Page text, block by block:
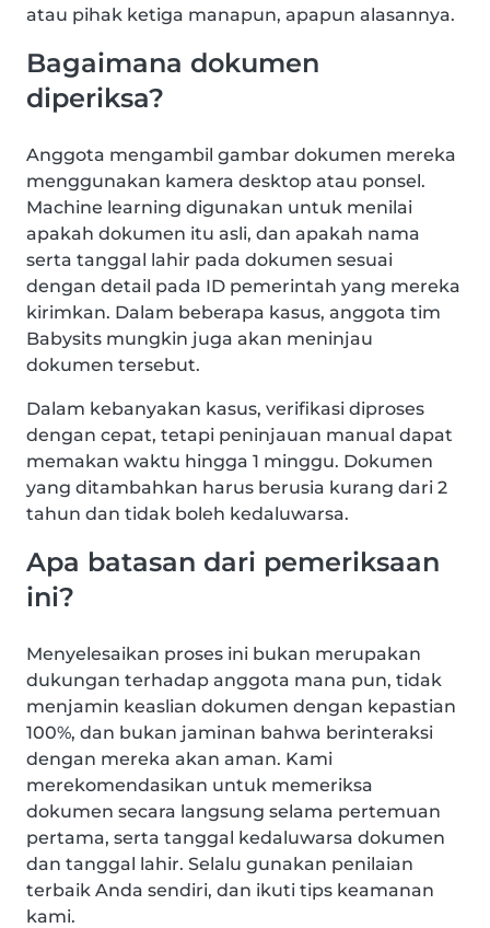
atau pihak ketiga manapun, apapun alasannya.
Bagaimana dokumen
diperiksa?
Anggota mengambil gambar dokumen mereka
menggunakan kamera desktop atau ponsel.
Machine learning digunakan untuk menilai
apakah dokumen itu asli, dan apakah nama
serta tanggal lahir pada dokumen sesuai
dengan detail pada ID pemerintah yang mereka
kirimkan. Dalam beberapa kasus, anggota tim
Babysits mungkin juga akan meninjau
dokumen tersebut.
Dalam kebanyakan kasus, verifikasi diproses
dengan cepat, tetapi peninjauan manual dapat
memakan waktu hingga 1 minggu. Dokumen
yang ditambahkan harus berusia kurang dari 2
tahun dan tidak boleh kedaluwarsa.
Apa batasan dari pemeriksaan
ini?
Menyelesaikan proses ini bukan merupakan
dukungan terhadap anggota mana pun, tidak
menjamin keaslian dokumen dengan kepastian
100%, dan bukan jaminan bahwa berinteraksi
dengan mereka akan aman. Kami
merekomendasikan untuk memeriksa
dokumen secara langsung selama pertemuan
pertama, serta tanggal kedaluwarsa dokumen
dan tanggal lahir. Selalu gunakan penilaian
terbaik Anda sendiri, dan ikuti tips keamanan
kami.